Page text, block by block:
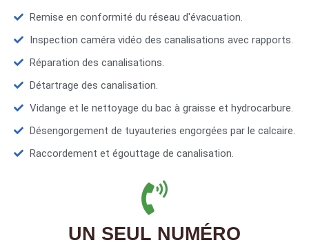
Remise en conformité du réseau d'évacuation.
Inspection caméra vidéo des canalisations avec rapports.
Réparation des canalisations.
Détartrage des canalisation.
Vidange et le nettoyage du bac à graisse et hydrocarbure.
Désengorgement de tuyauteries engorgées par le calcaire.
Raccordement et égouttage de canalisation.
UN SEUL NUMÉRO